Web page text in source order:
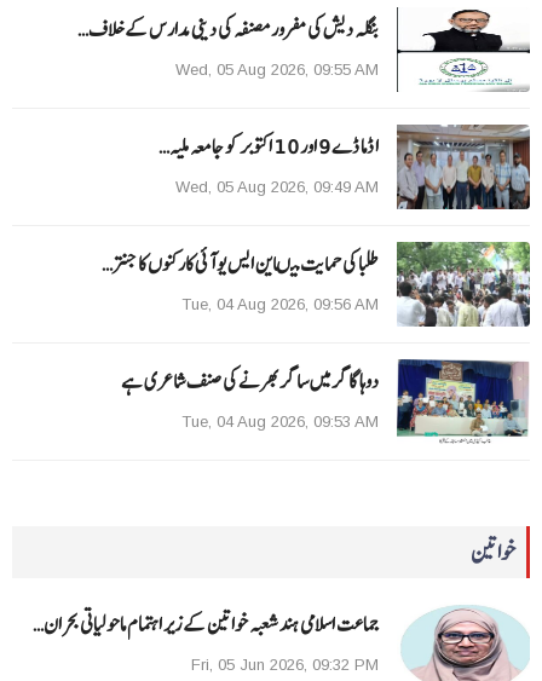
بنگلہ دیش کی مفرور مصنفہ کی دینی مدارس کے خلاف…
Wed, 05 Aug 2026, 09:55 AM
ا ڈما ڈے 9 اور 10 اکتوبر کو جامعہ ملیہ…
Wed, 05 Aug 2026, 09:49 AM
طلبا کی حمایت میںاین ایس یو آئی کارکنوں کا جنتر…
Tue, 04 Aug 2026, 09:56 AM
دوہا گاگر میں ساگر بھرنے کی صنف شاعری ہے
Tue, 04 Aug 2026, 09:53 AM
خواتین
جماعت اسلامی ہند شعبہ خواتین کے زیر اہتمام ماحولیاتی بحران…
Fri, 05 Jun 2026, 09:32 PM